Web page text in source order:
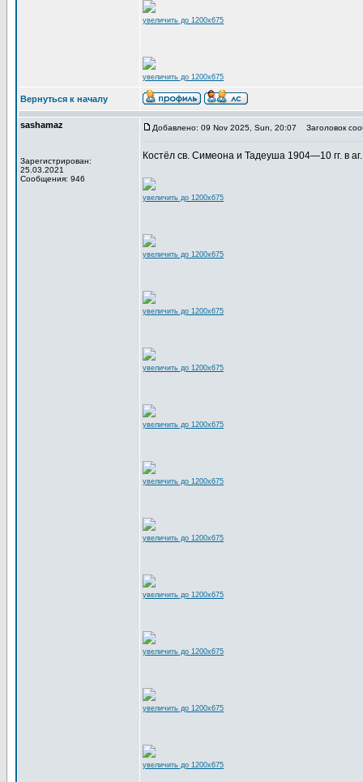
увеличить до 1200x675
увеличить до 1200x675
Вернуться к началу
sashamaz
Зарегистрирован:
25.03.2021
Сообщения: 946
Добавлено: 09 Nov 2025, Sun, 20:07 Заголовок
Костёл св. Симеона и Тадеуша 1904—10 гг. в
увеличить до 1200x675
увеличить до 1200x675
увеличить до 1200x675
увеличить до 1200x675
увеличить до 1200x675
увеличить до 1200x675
увеличить до 1200x675
увеличить до 1200x675
увеличить до 1200x675
увеличить до 1200x675
увеличить до 1200x675